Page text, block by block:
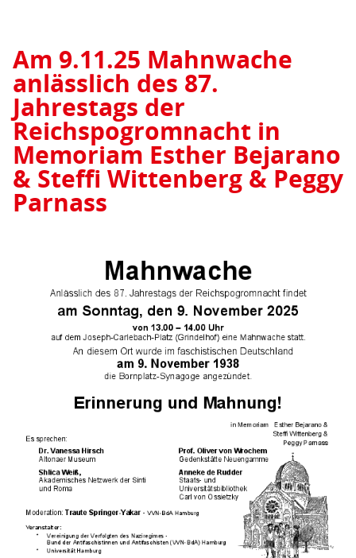
Am 9.11.25 Mahnwache
anlässlich des 87.
Jahrestags der
Reichspogromnacht in
Memoriam Esther Bejarano
& Steffi Wittenberg & Peggy
Parnass